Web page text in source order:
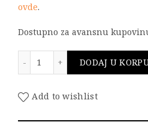
ovde.
Dostupno za avansnu
DODAJ U
Add to wishlist